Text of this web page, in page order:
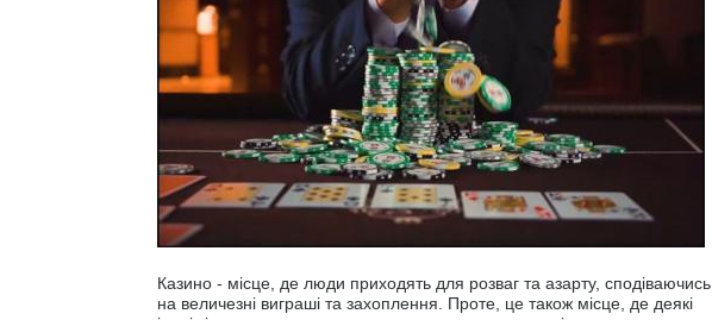
Казино - місце, де люди приходять для розваг та азарту, сподіваючись
на величезні виграші та захоплення. Проте, це також місце, де деякі